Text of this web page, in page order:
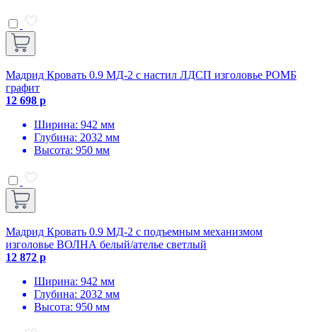
Мадрид Кровать 0.9 МД-2 с настил ЛДСП изголовье РОМБ
графит
12 698 р
Ширина: 942 мм
Глубина: 2032 мм
Высота: 950 мм
Мадрид Кровать 0.9 МД-2 с подъемным механизмом
изголовье ВОЛНА белый/ателье светлый
12 872 р
Ширина: 942 мм
Глубина: 2032 мм
Высота: 950 мм